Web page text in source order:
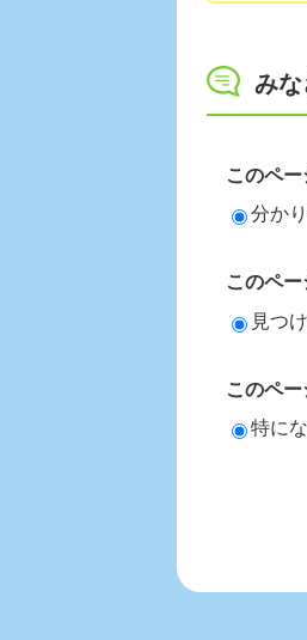
み
このペ
分か
このペ
見つ
このペ
特に